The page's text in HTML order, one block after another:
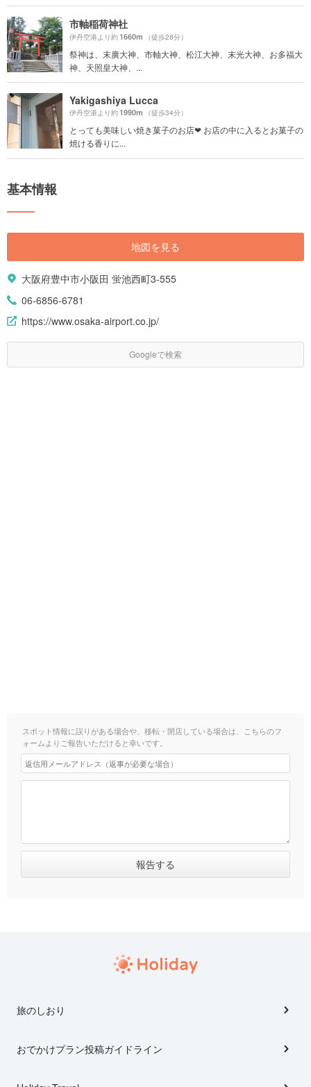
市軸稲荷神社
伊丹空港より約1660m （徒歩28分）
祭神は、末廣大神、市軸大神、松江大神、末光大神、お多福大
神、天照皇大神、...
Yakigashiya Lucca
伊丹空港より約1990m （徒歩34分）
とっても美味しい焼き菓子のお店❤︎ お店の中に入るとお菓子の
焼ける香りに...
基本情報
地図を見る
大阪府豊中市小阪田 蛍池西町3-555
06-6856-6781
https://www.osaka-airport.co.jp/
Googleで検索
スポット情報に誤りがある場合や、移転・閉店している場合は、こちらのフ
ォームよりご報告いただけると幸いです。
旅のしおり
おでかけプラン投稿ガイドライン